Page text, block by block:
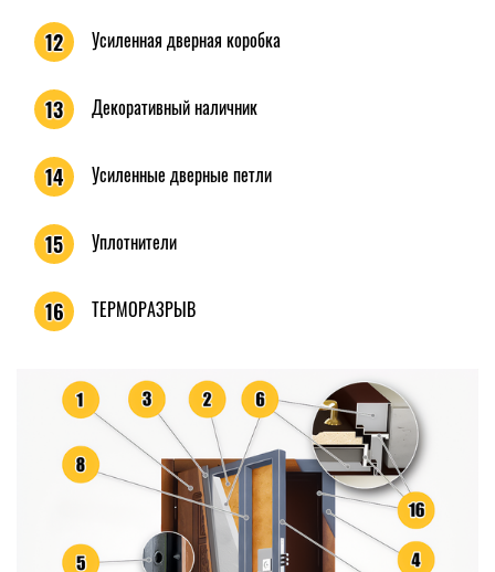
12 Усиленная дверная коробка
13 Декоративный наличник
14 Усиленные дверные петли
15 Уплотнители
16 ТЕРМОРАЗРЫВ